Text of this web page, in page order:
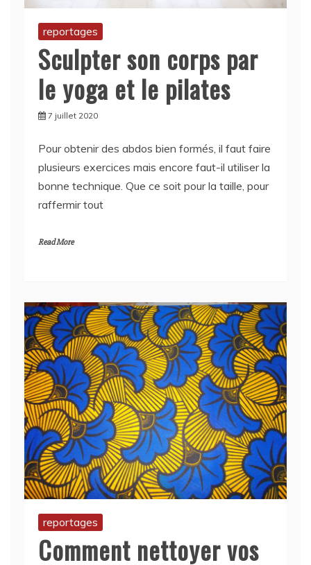
reportages
Sculpter son corps par
le yoga et le pilates
7 juillet 2020
Pour obtenir des abdos bien formés, il faut faire
plusieurs exercices mais encore faut-il utiliser la
bonne technique. Que ce soit pour la taille, pour
raffermir tout
reportages
Comment nettoyer vos
tissus africains wax